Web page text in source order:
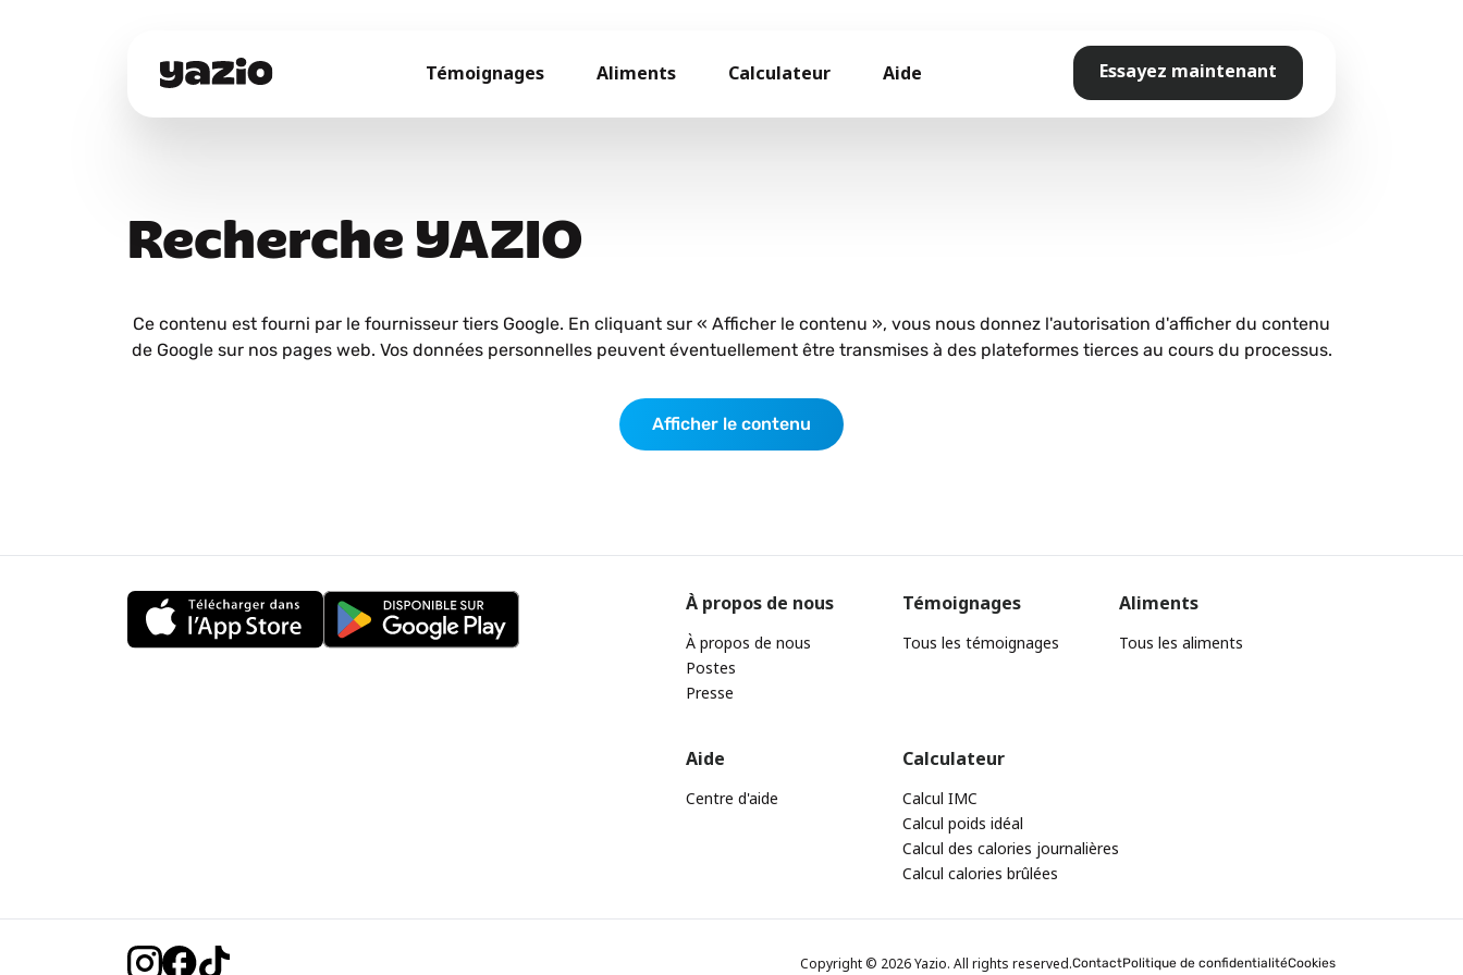
Témoignages Aliments Calculateur Aide Essayez maintenant
Recherche YAZIO
Ce contenu est fourni par le fournisseur tiers Google. En cliquant sur « Afficher le contenu », vous nous donnez l'autorisation d'afficher du contenu
de Google sur nos pages web. Vos données personnelles peuvent éventuellement être transmises à des plateformes tierces au cours du processus.
Afficher le contenu
À propos de nous
À propos de nous
Postes
Presse
Témoignages
Tous les témoignages
Aliments
Tous les aliments
Aide
Centre d'aide
Calculateur
Calcul IMC
Calcul poids idéal
Calcul des calories journalières
Calcul calories brûlées
Copyright © 2026 Yazio. All rights reserved.ContactPolitique de confidentialitéCookies